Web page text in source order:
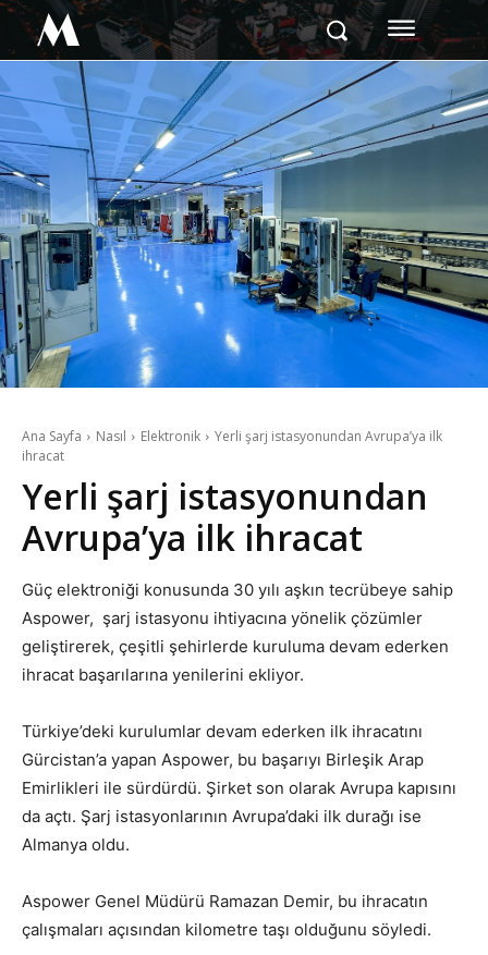
M
Ana Sayfa Nasıl Elektronik
Yerli şarj istasyonundan Avrupa’ya ilk
ihracat
Yerli şarj istasyonundan
Avrupa’ya ilk ihracat
Güç elektroniği konusunda 30 yılı aşkın tecrübeye sahip
Aspower, şarj istasyonu ihtiyacına yönelik çözümler
geliştirerek, çeşitli şehirlerde kuruluma devam ederken
ihracat başarılarına yenilerini ekliyor.
Türkiye’deki kurulumlar devam ederken ilk ihracatını
Gürcistan’a yapan Aspower, bu başarıyı Birleşik Arap
Emirlikleri ile sürdürdü. Şirket son olarak Avrupa kapısını
da açtı. Şarj istasyonlarının Avrupa’daki ilk durağı ise
Almanya oldu.
Aspower Genel Müdürü Ramazan Demir, bu ihracatın
çalışmaları açısından kilometre taşı olduğunu söyledi.